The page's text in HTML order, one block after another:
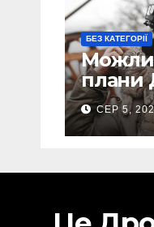
БЕЗ КАТЕГОРІЇ
плани
СЕР 5,